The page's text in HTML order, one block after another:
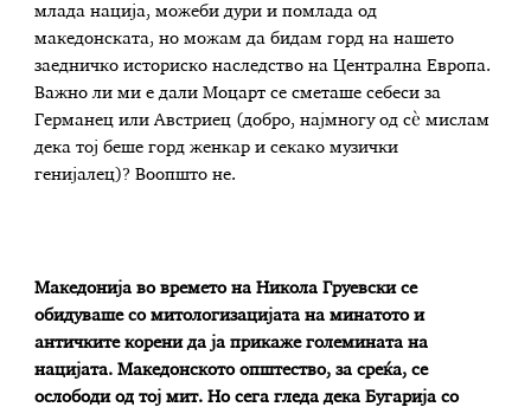
млада нација, можеби дури и помлада од
македонската, но можам да бидам горд на нашето
заедничко историско наследство на Централна Европа.
Важно ли ми е дали Моцарт се сметаше себеси за
Германец или Австриец (добро, најмногу од сè мислам
дека тој беше горд женкар и секако музички
генијалец)? Воопшто не.
Македонија во времето на Никола Груевски се
обидуваше со митологизацијата на минатото и
античките корени да ја прикаже големината на
нацијата. Македонското општество, за среќа, се
ослободи од тој мит. Но сега гледа дека Бугарија со